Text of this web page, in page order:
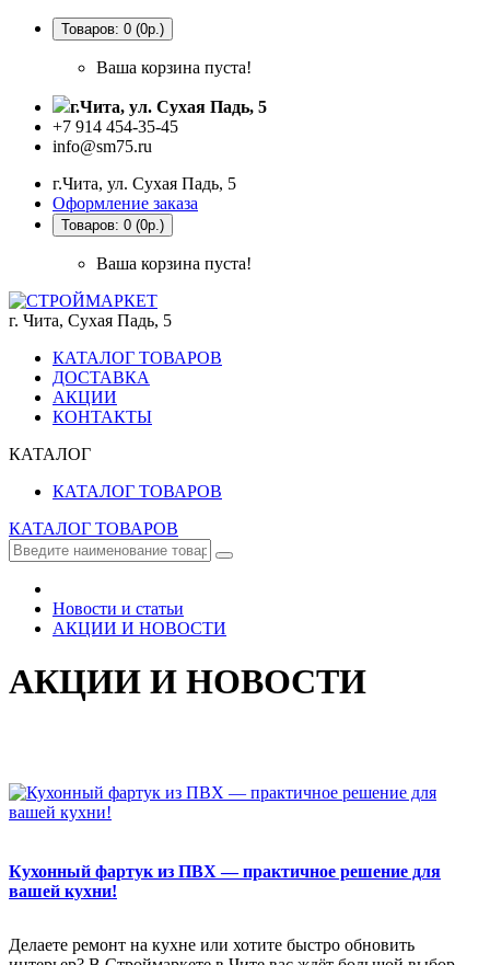
Товаров: 0 (0р.)
Ваша корзина пуста!
г.Чита, ул. Сухая Падь, 5
+7 914 454-35-45
info@sm75.ru
г.Чита, ул. Сухая Падь, 5
Оформление заказа
Товаров: 0 (0р.)
Ваша корзина пуста!
г. Чита, Сухая Падь, 5
КАТАЛОГ ТОВАРОВ
ДОСТАВКА
АКЦИИ
КОНТАКТЫ
КАТАЛОГ
КАТАЛОГ ТОВАРОВ
КАТАЛОГ ТОВАРОВ
Новости и статьи
АКЦИИ И НОВОСТИ
АКЦИИ И НОВОСТИ
Кухонный фартук из ПВХ — практичное решение для
вашей кухни!
Делаете ремонт на кухне или хотите быстро обновить